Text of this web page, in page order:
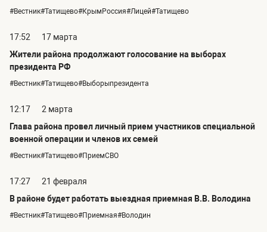
#Вестник#Татищево#КрымРоссия#Лицей#Татищево
17:52
17 марта
Жители района продолжают голосование на выборах
президента РФ
#Вестник#Татищево#Выборыпрезидента
12:17
2 марта
Глава района провел личный прием участников специальной
военной операции и членов их семей
#Вестник#Татищево#ПриемСВО
17:27
21 февраля
В районе будет работать выездная приемная В.В. Володина
#Вестник#Татищево#Приемная#Володин